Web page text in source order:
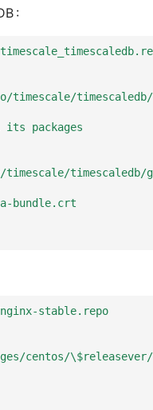
:
timescale/
its packages
timescaledb/
bundle.crt
stable.repo
centos/